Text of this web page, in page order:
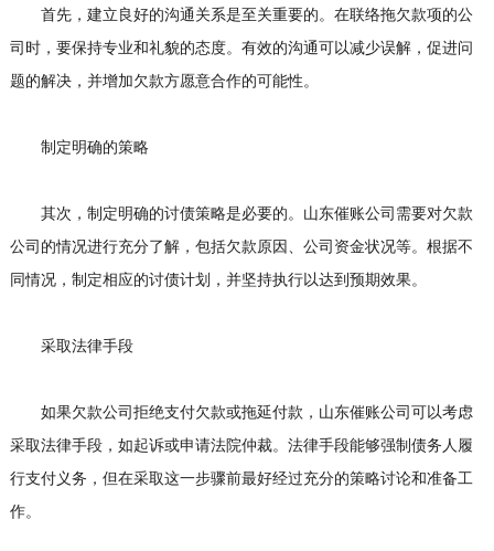
首先，建立良好的沟通关系是至关重要的。在联络拖欠款项的公
司时，要保持专业和礼貌的态度。有效的沟通可以减少误解，促进问
题的解决，并增加欠款方愿意合作的可能性。
制定明确的策略
其次，制定明确的讨债策略是必要的。山东催账公司需要对欠款
公司的情况进行充分了解，包括欠款原因、公司资金状况等。根据不
同情况，制定相应的讨债计划，并坚持执行以达到预期效果。
采取法律手段
如果欠款公司拒绝支付欠款或拖延付款，山东催账公司可以考虑
采取法律手段，如起诉或申请法院仲裁。法律手段能够强制债务人履
行支付义务，但在采取这一步骤前最好经过充分的策略讨论和准备工
作。